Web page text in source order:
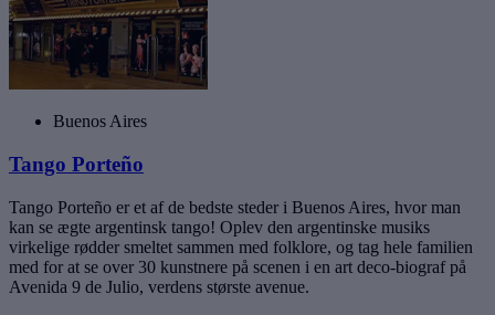
Buenos Aires
Tango Porteño
Tango Porteño er et af de bedste steder i Buenos Aires, hvor man
kan se ægte argentinsk tango! Oplev den argentinske musiks
virkelige rødder smeltet sammen med folklore, og tag hele familien
med for at se over 30 kunstnere på scenen i en art deco-biograf på
Avenida 9 de Julio, verdens største avenue.